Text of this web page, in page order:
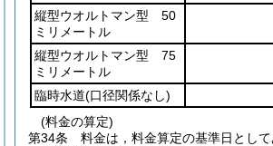
縦型ウオルトマン型 50
ミリメートル
縦型ウオルトマン型 75
ミリメートル
臨時水道(口径関係なし)
(料金の算定)
第34条
料金は，料金算定の基準日とし